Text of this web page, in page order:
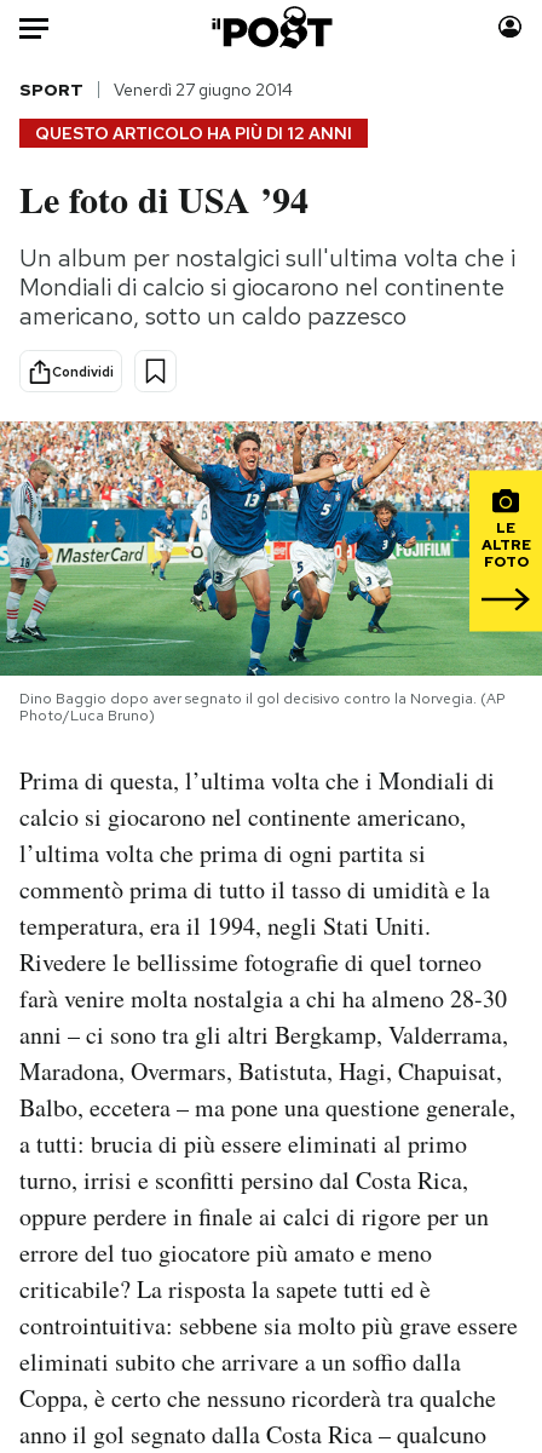
Auto
HOME
Italia
Politica
Tecnologia
Scienza
Economia
Sport
Moda
Consumismi
Altrecose
Mondiali calcio 2026
PODCAST
NEWSLETTER
SHOP
CALENDARIO
AREA PERSONALE
Area Personale
Newsletter
Notifiche mobile
Regala il Post
QUESTO ARTICOLO HA PIÙ DI 12 ANNI
SPORT Venerdì 27 giugno 2014
Le foto di USA ’94
Un album per nostalgici sull'ultima volta che i
Mondiali di calcio si giocarono nel continente
americano, sotto un caldo pazzesco
Condividi
LE
ALTRE
FOTO
Dino Baggio dopo aver segnato il gol decisivo contro la Norvegia. (AP
Photo/Luca Bruno)
Prima di questa, l’ultima volta che i Mondiali di
calcio si giocarono nel continente americano,
l’ultima volta che prima di ogni partita si
commentò prima di tutto il tasso di umidità e la
temperatura, era il 1994, negli Stati Uniti.
Rivedere le bellissime fotografie di quel torneo
farà venire molta nostalgia a chi ha almeno 28-30
anni – ci sono tra gli altri Bergkamp, Valderrama,
Maradona, Overmars, Batistuta, Hagi, Chapuisat,
Balbo, eccetera – ma pone una questione generale,
a tutti: brucia di più essere eliminati al primo
turno, irrisi e sconfitti persino dal Costa Rica,
oppure perdere in finale ai calci di rigore per un
errore del tuo giocatore più amato e meno
criticabile? La risposta la sapete tutti ed è
controintuitiva: sebbene sia molto più grave essere
eliminati subito che arrivare a un soffio dalla
Coppa, è certo che nessuno ricorderà tra qualche
anno il gol segnato dalla Costa Rica – qualcuno